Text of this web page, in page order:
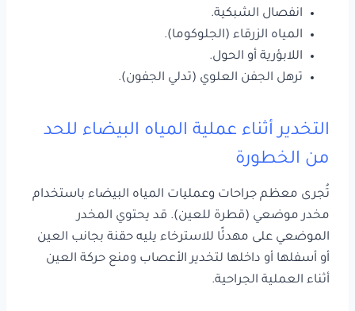
انفصال الشبكية.
المياه الزرقاء (الجلوكوما).
اللابؤرية أو الحول.
ترهل الجفن العلوي (تدلي الجفون).
التخدير أثناء عملية المياه البيضاء للحد
من الخطورة
تُجرى معظم جراحات وعمليات المياه البيضاء باستخدام
مخدر موضعي (قطرة للعين). قد يحتوي المخدر
الموضعي على مهدئًا للاسترخاء يليه حقنة بجانب العين
أو أسفلها أو داخلها لتخدير الأعصاب ومنع حركة العين
أثناء العملية الجراحية.